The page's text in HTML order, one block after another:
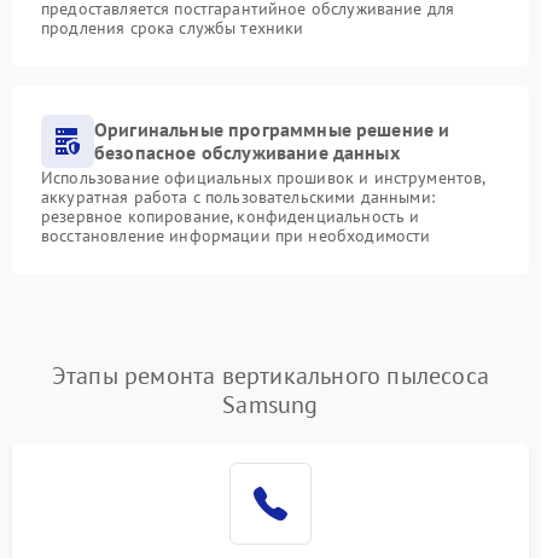
предоставляется постгарантийное обслуживание для
продления срока службы техники
Оригинальные программные решение и
безопасное обслуживание данных
Использование официальных прошивок и инструментов,
аккуратная работа с пользовательскими данными:
резервное копирование, конфиденциальность и
восстановление информации при необходимости
Этапы ремонта вертикального пылесоса
Samsung